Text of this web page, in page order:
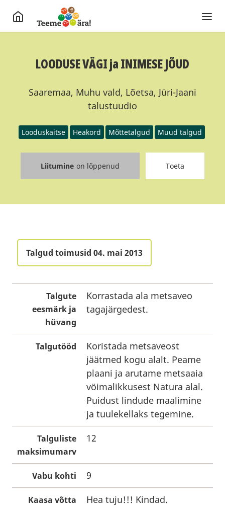
LOODUSE VÄGI ja INIMESE JÕUD
Saaremaa, Muhu vald, Lõetsa, Jüri-Jaani
talustuudio
Looduskaitse Heakord Mõttetalgud Muud talgud
Liitumine on lõppenud Toeta
Talgud toimusid 04. mai 2013
Talgute
eesmärk ja
hüvang
Korrastada ala metsaveo
tagajärgedest.
Talgutööd
Koristada metsaveost
jäätmed kogu alalt. Peame
plaani ja arutame metsaaia
vöimalikkusest Natura alal.
Puidust lindude maalimine
ja tuulekellaks tegemine.
Talguliste
maksimumarv
12
Vabu kohti 9
Kaasa võtta Hea tuju!!! Kindad.